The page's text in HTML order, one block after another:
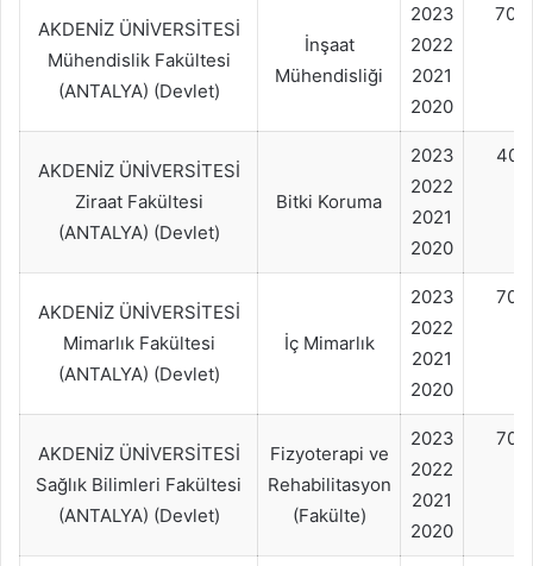
AKDENİZ ÜNİVERSİTESİ
Mühendislik Fakültesi
(ANTALYA) (Devlet)
İnşaat
Mühendisliği
2023
2022
2021
2020
AKDENİZ ÜNİVERSİTESİ
Ziraat Fakültesi
(ANTALYA) (Devlet)
Bitki Koruma
2023
2022
2021
2020
AKDENİZ ÜNİVERSİTESİ
Mimarlık Fakültesi
(ANTALYA) (Devlet)
İç Mimarlık
2023
2022
2021
2020
AKDENİZ ÜNİVERSİTESİ
Sağlık Bilimleri Fakültesi
(ANTALYA) (Devlet)
Fizyoterapi ve
Rehabilitasyon
(Fakülte)
2023
2022
2021
2020